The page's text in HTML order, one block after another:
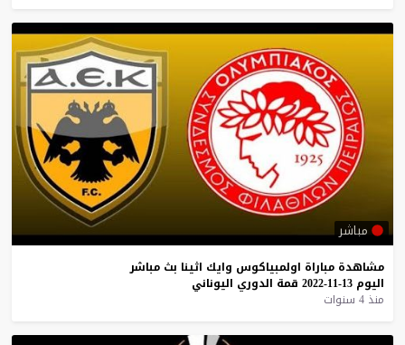
مباشر
مشاهدة مباراة اولمبياكوس وايك اثينا بث مباشر
اليوم 13-11-2022 قمة الدوري اليوناني
منذ 4 سنوات